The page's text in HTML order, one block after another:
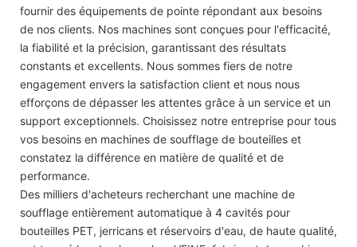
fournir des équipements de pointe répondant aux besoins
de nos clients. Nos machines sont conçues pour l'efficacité,
la fiabilité et la précision, garantissant des résultats
constants et excellents. Nous sommes fiers de notre
engagement envers la satisfaction client et nous nous
efforçons de dépasser les attentes grâce à un service et un
support exceptionnels. Choisissez notre entreprise pour tous
vos besoins en machines de soufflage de bouteilles et
constatez la différence en matière de qualité et de
performance.
Des milliers d'acheteurs recherchant une machine de
soufflage entièrement automatique à 4 cavités pour
bouteilles PET, jerricans et réservoirs d'eau, de haute qualité,